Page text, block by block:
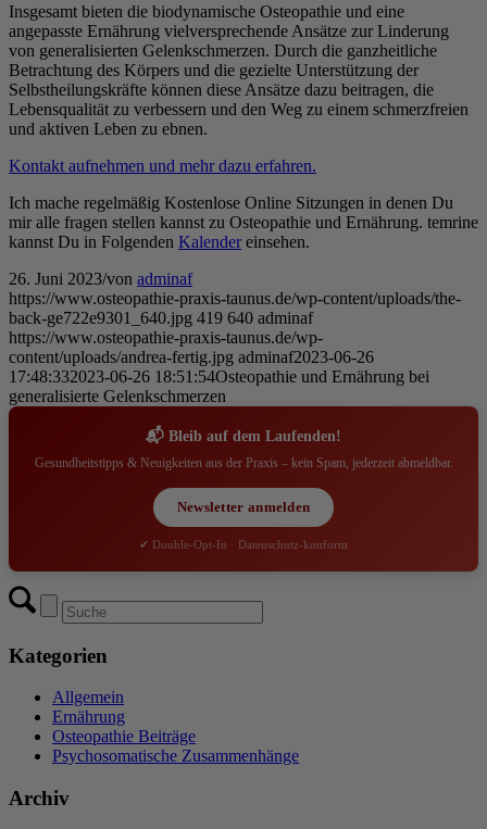
Insgesamt bieten die biodynamische Osteopathie und eine
angepasste Ernährung vielversprechende Ansätze zur Linderung
von generalisierten Gelenkschmerzen. Durch die ganzheitliche
Betrachtung des Körpers und die gezielte Unterstützung der
Selbstheilungskräfte können diese Ansätze dazu beitragen, die
Lebensqualität zu verbessern und den Weg zu einem schmerzfreien
und aktiven Leben zu ebnen.
Kontakt aufnehmen und mehr dazu erfahren.
Ich mache regelmäßig Kostenlose Online Sitzungen in denen Du
mir alle fragen stellen kannst zu Osteopathie und Ernährung. temrine
kannst Du in Folgenden Kalender einsehen.
26. Juni 2023/von adminaf
https://www.osteopathie-praxis-taunus.de/wp-content/uploads/the-
back-ge722e9301_640.jpg 419 640 adminaf
https://www.osteopathie-praxis-taunus.de/wp-
content/uploads/andrea-fertig.jpg adminaf2023-06-26
17:48:332023-06-26 18:51:54Osteopathie und Ernährung bei
generalisierte Gelenkschmerzen
📬 Bleib auf dem Laufenden!
Gesundheitstipps & Neuigkeiten aus der Praxis – kein Spam, jederzeit abmeldbar.
Newsletter anmelden
✔ Double-Opt-In · Datenschutz-konform
Kategorien
Allgemein
Ernährung
Osteopathie Beiträge
Psychosomatische Zusammenhänge
Archiv